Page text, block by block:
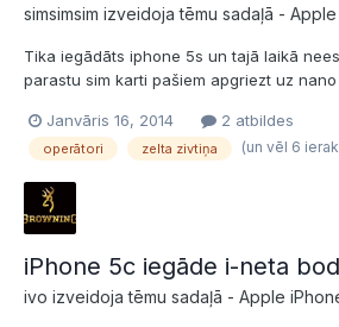
simsimsim izveidoja tēmu sadaļā -
Tika iegādāts iphone 5s un tajā laikā
parastu sim karti pašiem apgriezt uz
prasa sim kartes numuru, kuru var nolasīt
Ņemot vērā, ka viņa ir apgriezta to nevar
Janvāris 16, 2014 2 atbildes
operātori zelta zivtiņa (un vēl 6
iPhone 5c iegāde i-neta
ivo izveidoja tēmu sadaļā - Apple